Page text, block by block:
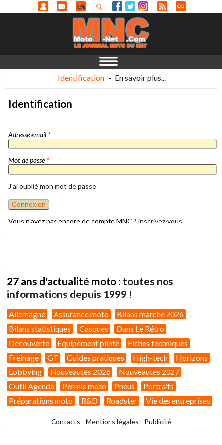
Identification - En savoir plus...
Identification
Adresse email *
Mot de passe*
J'ai oublié mon mot de passe
Vous n'avez pas encore de compte MNC ? inscrivez-vous
27 ans d'actualité moto : toutes nos
informations depuis 1999 !
Allemagne Assurance moto
Bilans marché 2026
Bilans statistiques
Casques
Dans Le Rétro
Découverte
Equipement pilote
Fiches techniques
Freinage
GT Guides pratiques High-tech
Horizons
Lobbying
Nouveautés 2026
Nouveautés 2027
Outil Agenda
Permis moto Pneus
Portraits
Préparations moto
R&D Roadster Vie des entreprises
Contacts - Mentions légales - Publicité